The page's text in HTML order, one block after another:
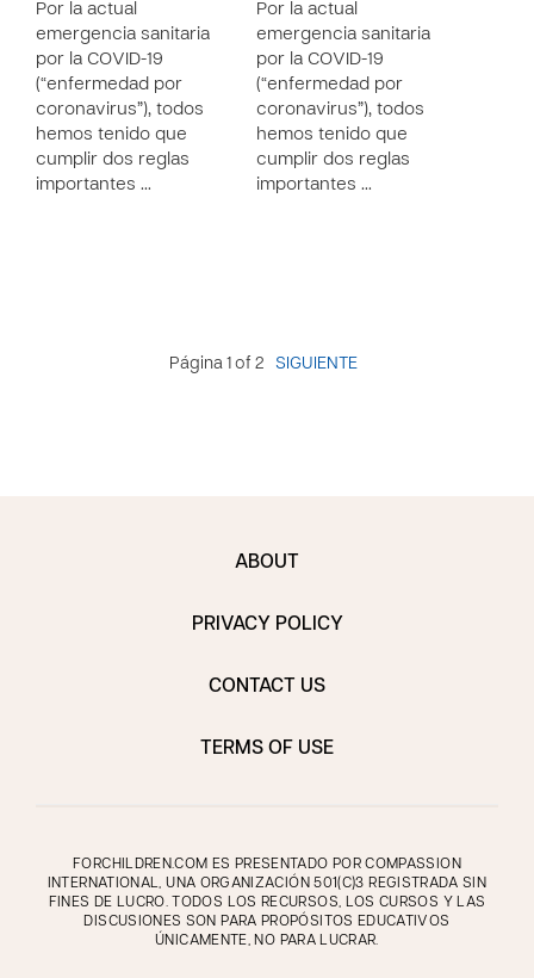
Por la actual
emergencia sanitaria
por la COVID-19
(“enfermedad por
coronavirus”), todos
hemos tenido que
cumplir dos reglas
importantes …
Por la actual
emergencia sanitaria
por la COVID-19
(“enfermedad por
coronavirus”), todos
hemos tenido que
cumplir dos reglas
importantes …
Página 1 of 2 SIGUIENTE
ABOUT
PRIVACY POLICY
CONTACT US
TERMS OF USE
FORCHILDREN.COM ES PRESENTADO POR COMPASSION
INTERNATIONAL, UNA ORGANIZACIÓN 501(C)3 REGISTRADA SIN
FINES DE LUCRO. TODOS LOS RECURSOS, LOS CURSOS Y LAS
DISCUSIONES SON PARA PROPÓSITOS EDUCATIVOS
ÚNICAMENTE, NO PARA LUCRAR.